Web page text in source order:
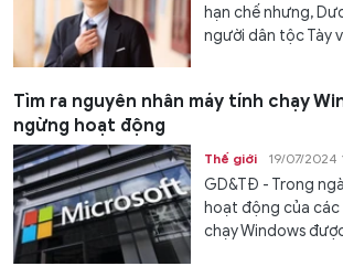
hạn chế nhưng,
người dân tộc Tày
Tìm ra nguyên nhân máy tính chạy
ngừng hoạt động
Thế giới 19/07/2024
GD&TĐ - Trong
hoạt động của
chạy Windows